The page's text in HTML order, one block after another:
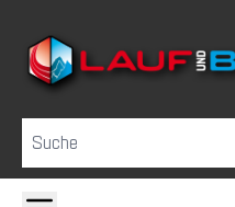
Suche